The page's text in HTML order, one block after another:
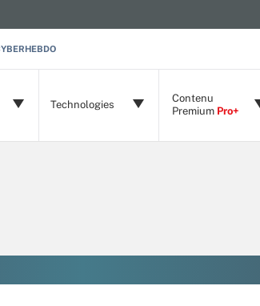
Technologies
Contenu
Premium Pro+